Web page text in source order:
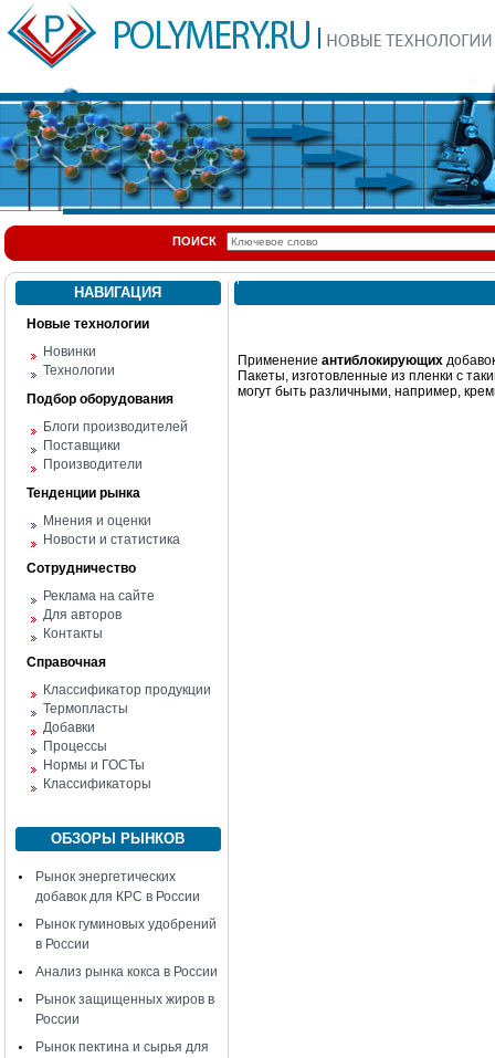
ПОИСК
НАВИГАЦИЯ
Новые технологии
Новинки
Технологии
Подбор оборудования
Блоги производителей
Поставщики
Производители
Тенденции рынка
Мнения и оценки
Новости и статистика
Сотрудничество
Реклама на сайте
Для авторов
Контакты
Справочная
Классификатор продукции
Термопласты
Добавки
Процессы
Нормы и ГОСТы
Классификаторы
ОБЗОРЫ РЫНКОВ
Рынок энергетических
добавок для КРС в России
Рынок гуминовых удобрений
в России
Анализ рынка кокса в России
Рынок защищенных жиров в
России
Рынок пектина и сырья для
Применение антиблокирующих
Пакеты, изготовленные из пленки с
могут быть различными, например,